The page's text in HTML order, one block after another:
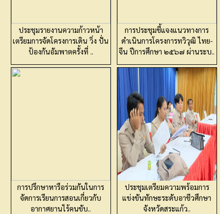
ประชุมรายงานความก้าวหน้า
เตรียมการจัดโครงการเดิน วิ่ง ปั่น
ป้องกันอัมพาตครั้งที่ ..
การประชุมชี้แจงแนวทางการ
ดำเนินการโครงการทวิวุฒิ ไทย-
จีน ปีการศึกษา ๒๕๖๗ ผ่านระบ..
การปรึกษาหารือร่วมกันในการ
จัดการเรียนการสอนเกี่ยวกับ
อากาศยานไร้คนขับ..
ประชุมเตรียมความพร้อมการ
แข่งขันทักษะระดับอาชีวศึกษา
จังหวัดสระแก้ว..